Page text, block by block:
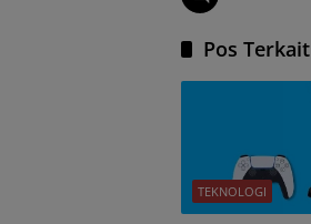
Pos Terkait
TEKNOLOGI